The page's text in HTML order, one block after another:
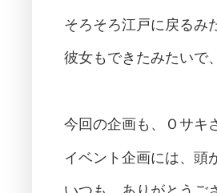
そろそろ江戸に戻るみ
彼女もできたみたいで
今回の企画も、Ｏサキ
イベント企画には、頭